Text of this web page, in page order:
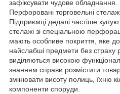
зафіксувати чудове обладнання.
Перфоровані торговельні
Підприємці дедалі частіше
стелажі зі спеціальною
мають особливе покриття, яке
найслабші предмети без страху
виділяються високою
знанням справи розмістити
змінювати висоту полиць, їхню
компоненти споруди.